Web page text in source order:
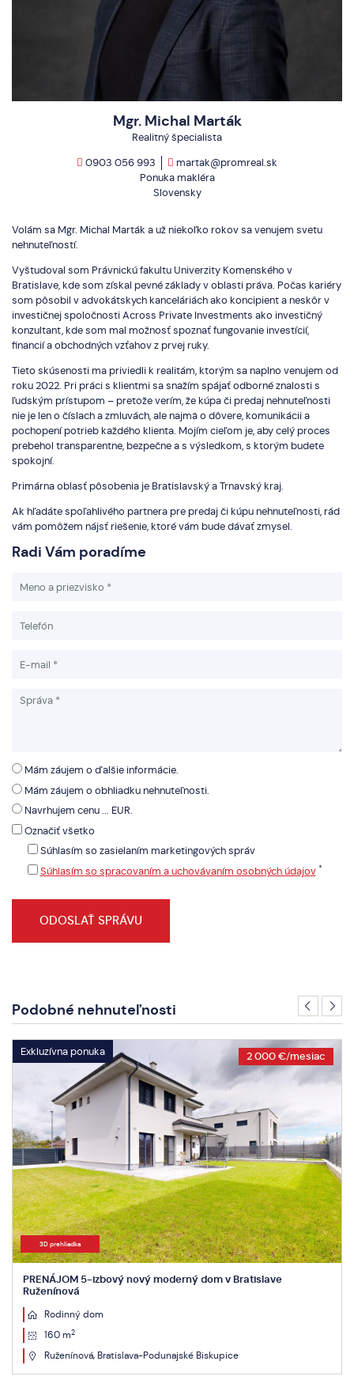
Mgr. Michal Marták
Realitný špecialista
0903 056 993
martak@promreal.sk
Ponuka makléra
Slovensky
Volám sa Mgr. Michal Marták a už niekoľko rokov sa venujem svetu
nehnuteľností.
Vyštudoval som Právnickú fakultu Univerzity Komenského v
Bratislave, kde som získal pevné základy v oblasti práva. Počas kariéry
som pôsobil v advokátskych kanceláriách ako koncipient a neskôr v
investičnej spoločnosti Across Private Investments ako investičný
konzultant, kde som mal možnosť spoznať fungovanie investícií,
financií a obchodných vzťahov z prvej ruky.
Tieto skúsenosti ma priviedli k realitám, ktorým sa naplno venujem od
roku 2022. Pri práci s klientmi sa snažím spájať odborné znalosti s
ľudským prístupom – pretože verím, že kúpa či predaj nehnuteľnosti
nie je len o číslach a zmluvách, ale najmä o dôvere, komunikácii a
pochopení potrieb každého klienta. Mojím cieľom je, aby celý proces
prebehol transparentne, bezpečne a s výsledkom, s ktorým budete
spokojní.
Primárna oblasť pôsobenia je Bratislavský a Trnavský kraj.
Ak hľadáte spoľahlivého partnera pre predaj či kúpu nehnuteľnosti, rád
vám pomôžem nájsť riešenie, ktoré vám bude dávať zmysel.
Radi Vám poradíme
Mám záujem o ďalšie informácie.
Mám záujem o obhliadku nehnuteľnosti.
Navrhujem cenu ... EUR.
Označiť všetko
Súhlasím so zasielaním marketingových správ
Súhlasím so spracovaním a uchovávaním osobných údajov *
Podobné nehnuteľnosti
Exkluzívna ponuka 2 000 €/mesiac
3D prehliadka
PRENÁJOM 5-izbový nový moderný dom v Bratislave
Ruženínová
Rodinný dom
160 m2
Ruženínová, Bratislava-Podunajské Biskupice